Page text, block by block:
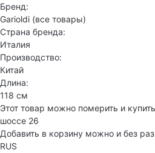
Бренд:
Garioldi (все товары)
Страна бренда:
Италия
Производство:
Китай
Длина:
118 см
Этот товар можно померить и
шоссе 26
Добавить в корзину можно и без
RUS